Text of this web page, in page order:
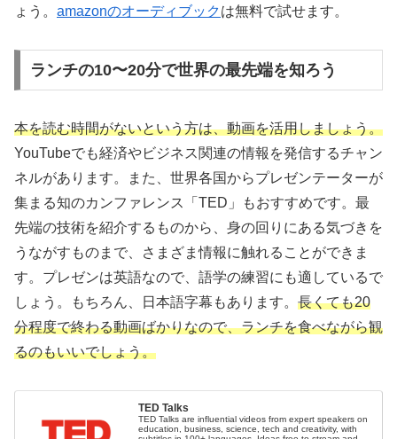
ょう。 amazonのオーディブックは無料で試せます。
ランチの10〜20分で世界の最先端を知ろう
本を読む時間がないという方は、動画を活用しましょう。
YouTubeでも経済やビジネス関連の情報を発信するチャン
ネルがあります。また、世界各国からプレゼンテーターが
集まる知のカンファレンス「TED」もおすすめです。最
先端の技術を紹介するものから、身の回りにある気づきを
うながすものまで、さまざま情報に触れることができま
す。プレゼンは英語なので、語学の練習にも適しているで
しょう。もちろん、日本語字幕もあります。 長くても20
分程度で終わる動画ばかりなので、ランチを食べながら観
るのもいいでしょう。
TED Talks
TED Talks are influential videos from expert speakers on
education, business, science, tech and creativity, with